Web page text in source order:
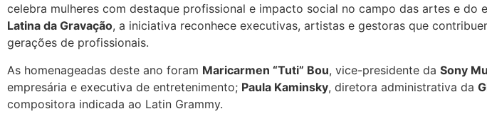
celebra mulheres com destaque profissional e impacto social no campo das artes e do
Latina da Gravação, a iniciativa reconhece executivas, artistas e gestoras que
gerações de profissionais.
As homenageadas deste ano foram Maricarmen “Tuti” Bou, vice-presidente da Sony
empresária e executiva de entretenimento; Paula Kaminsky, diretora administrativa da
compositora indicada ao Latin Grammy.